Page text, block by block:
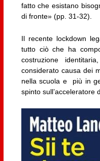
fatto che esistano
di fronte» (pp. 31-32).
Il recente lockdown
tutto ciò che ha
costruzione
considerato causa dei
nella scuola e più in
spinto sull’acceleratore